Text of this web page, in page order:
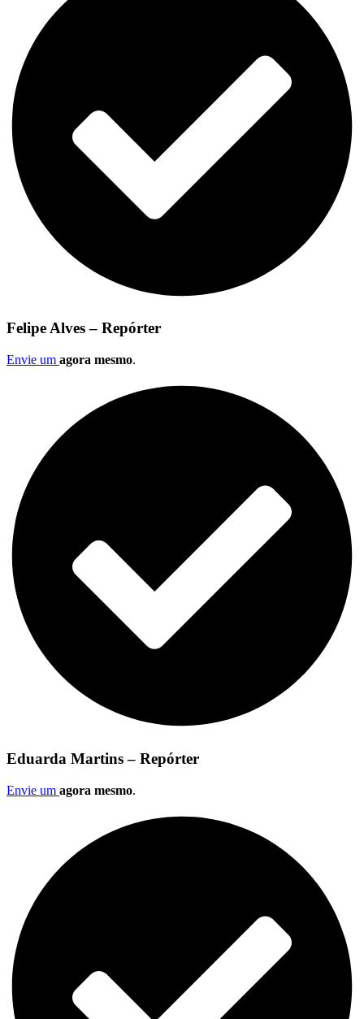
Felipe Alves – Repórter
Envie um agora mesmo.
Eduarda Martins – Repórter
Envie um agora mesmo.